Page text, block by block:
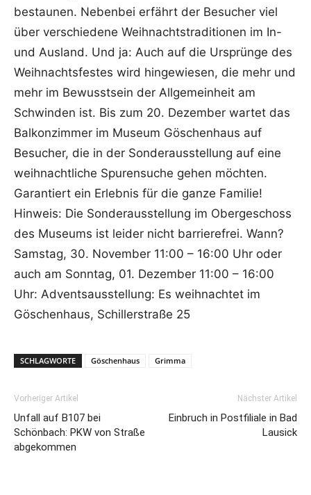
bestaunen. Nebenbei erfährt der Besucher viel
über verschiedene Weihnachtstraditionen im In-
und Ausland. Und ja: Auch auf die Ursprünge des
Weihnachtsfestes wird hingewiesen, die mehr und
mehr im Bewusstsein der Allgemeinheit am
Schwinden ist. Bis zum 20. Dezember wartet das
Balkonzimmer im Museum Göschenhaus auf
Besucher, die in der Sonderausstellung auf eine
weihnachtliche Spurensuche gehen möchten.
Garantiert ein Erlebnis für die ganze Familie!
Hinweis: Die Sonderausstellung im Obergeschoss
des Museums ist leider nicht barrierefrei. Wann?
Samstag, 30. November 11:00 – 16:00 Uhr oder
auch am Sonntag, 01. Dezember 11:00 – 16:00
Uhr: Adventsausstellung: Es weihnachtet im
Göschenhaus, Schillerstraße 25
SCHLAGWORTE Göschenhaus Grimma
Vorheriger Artikel
Unfall auf B107 bei
Schönbach: PKW von Straße
abgekommen
Nächster Artikel
Einbruch in Postfiliale in Bad
Lausick